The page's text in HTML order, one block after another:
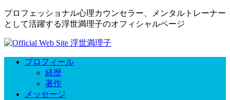
プロフェッショナル心理カウンセラー、メンタルトレーナー
として活躍する浮世満理子のオフィシャルページ
プロフィール
経歴
著作
メッセージ